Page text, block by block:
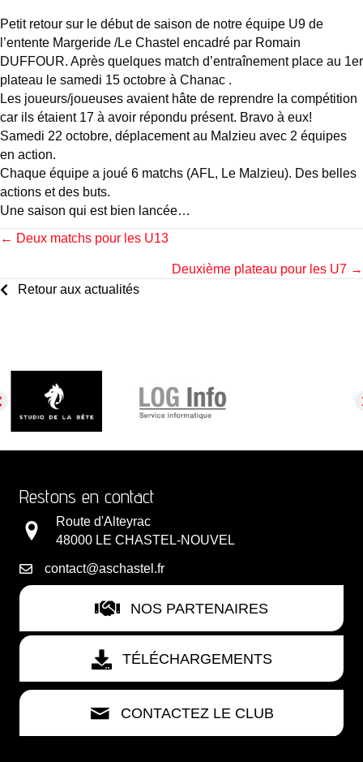
Petit retour sur le début de saison de notre équipe U9 de
l’entente Margeride /Le Chastel encadré par Romain
DUFFOUR. Après quelques match d’entraînement place au 1er
plateau le samedi 15 octobre à Chanac .
Les joueurs/joueuses avaient hâte de reprendre la compétition
car ils étaient 17 à avoir répondu présent. Bravo à eux!
Samedi 22 octobre, déplacement au Malzieu avec 2 équipes
en action.
Chaque équipe a joué 6 matchs (AFL, Le Malzieu). Des belles
actions et des buts.
Une saison qui est bien lancée…
Posts
navigation
← Deux matchs pour les U13
Deuxième plateau pour les U7 →
Retour aux actualités
Restons en contact
Route d'Alteyrac
48000 LE CHASTEL-NOUVEL
contact@aschastel.fr
NOS PARTENAIRES
TÉLÉCHARGEMENTS
CONTACTEZ LE CLUB